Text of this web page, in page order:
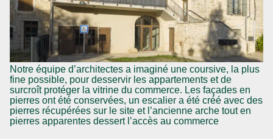
Notre équipe d’architectes a imaginé une coursive, la plus
fine possible, pour desservir les appartements et de
surcroît protéger la vitrine du commerce. Les façades en
pierres ont été conservées, un escalier a été créé avec des
pierres récupérées sur le site et l’ancienne arche tout en
pierres apparentes dessert l’accès au commerce